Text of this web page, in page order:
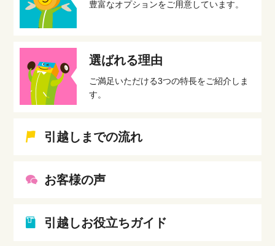
豊富なオプションをご用意しています。
選ばれる理由
ご満足いただける3つの特長をご紹介しま
す。
引越しまでの流れ
お客様の声
引越しお役立ちガイド